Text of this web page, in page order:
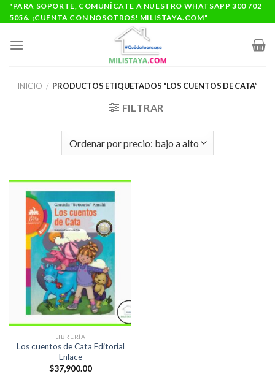
Saltar
al
"PARA SOPORTE, COMUNÍCATE A NUESTRO WHATSAPP 300 702
5056. ¡CUENTA CON NOSOTROS! MILISTAYA.COM"
INICIO / PRODUCTOS ETIQUETADOS “LOS CUENTOS DE CATA”
FILTRAR
LIBRERÍA
Los cuentos de Cata Editorial
Enlace
$37,900.00